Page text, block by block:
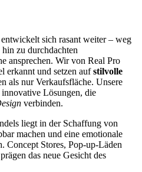
sich rasant weiter – weg
zu durchdachten
ansprechen. Wir von Real Pro
erkannt und setzen aufstilvolle
als nur Verkaufsfläche. Unsere
Lösungen, die
verbinden.
liegt in der Schaffung von
machen und eine emotionale
Concept Stores, Pop-up-Läden
das neue Gesicht des